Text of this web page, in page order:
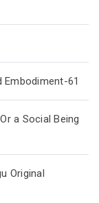
61
a Social Being
Original